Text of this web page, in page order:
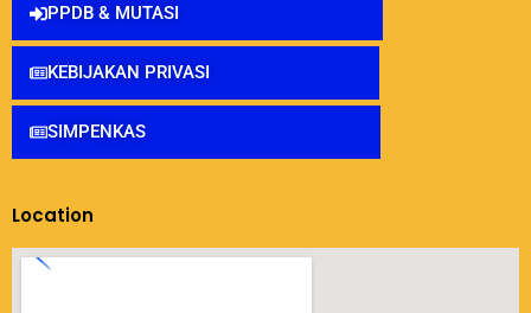
PPDB & MUTASI
KEBIJAKAN PRIVASI
SIMPENKAS
Location